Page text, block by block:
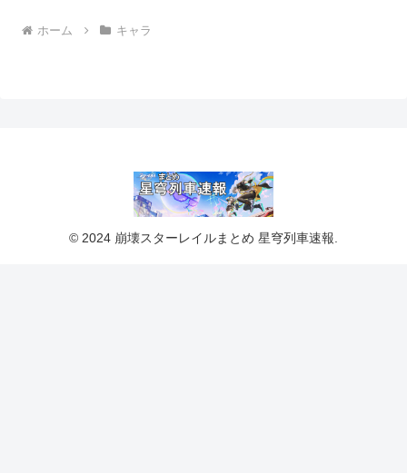
ホーム キャラ
© 2024 崩壊スターレイルまとめ 星穹列車速報.